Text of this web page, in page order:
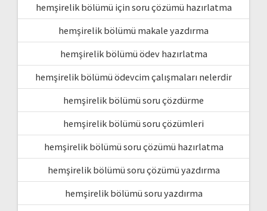
hemşirelik bölümü için soru çözümü hazırlatma
hemşirelik bölümü makale yazdırma
hemşirelik bölümü ödev hazırlatma
hemşirelik bölümü ödevcim çalışmaları nelerdir
hemşirelik bölümü soru çözdürme
hemşirelik bölümü soru çözümleri
hemşirelik bölümü soru çözümü hazırlatma
hemşirelik bölümü soru çözümü yazdırma
hemşirelik bölümü soru yazdırma